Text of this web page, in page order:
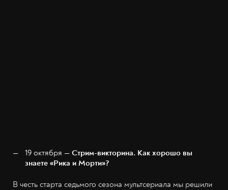
19 октября — Стрим-викторина. Как хорошо вы
знаете «Рика и Морти»?
В честь старта седьмого сезона мультсериала мы решили